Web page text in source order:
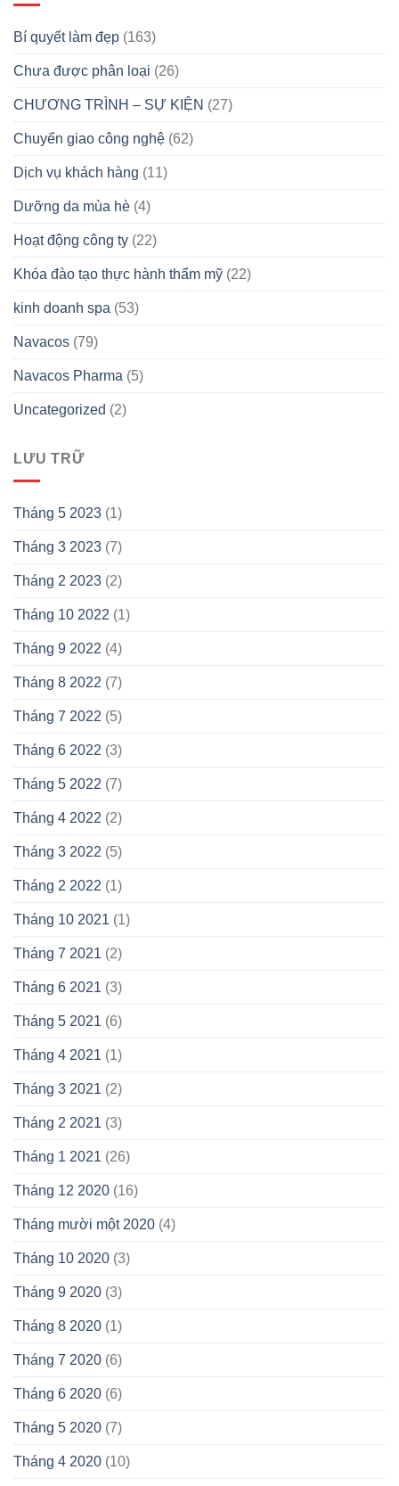
Bí quyết làm đẹp (163)
Chưa được phân loại (26)
CHƯƠNG TRÌNH – SỰ KIỆN (27)
Chuyển giao công nghệ (62)
Dịch vụ khách hàng (11)
Dưỡng da mùa hè (4)
Hoạt động công ty (22)
Khóa đào tạo thực hành thẩm mỹ (22)
kinh doanh spa (53)
Navacos (79)
Navacos Pharma (5)
Uncategorized (2)
LƯU TRỮ
Tháng 5 2023 (1)
Tháng 3 2023 (7)
Tháng 2 2023 (2)
Tháng 10 2022 (1)
Tháng 9 2022 (4)
Tháng 8 2022 (7)
Tháng 7 2022 (5)
Tháng 6 2022 (3)
Tháng 5 2022 (7)
Tháng 4 2022 (2)
Tháng 3 2022 (5)
Tháng 2 2022 (1)
Tháng 10 2021 (1)
Tháng 7 2021 (2)
Tháng 6 2021 (3)
Tháng 5 2021 (6)
Tháng 4 2021 (1)
Tháng 3 2021 (2)
Tháng 2 2021 (3)
Tháng 1 2021 (26)
Tháng 12 2020 (16)
Tháng mười một 2020 (4)
Tháng 10 2020 (3)
Tháng 9 2020 (3)
Tháng 8 2020 (1)
Tháng 7 2020 (6)
Tháng 6 2020 (6)
Tháng 5 2020 (7)
Tháng 4 2020 (10)